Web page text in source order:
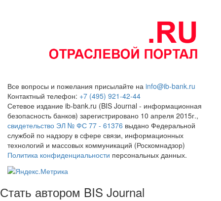
Все вопросы и пожелания присылайте на info@ib-bank.ru
Контактный телефон: +7 (495) 921-42-44
Сетевое издание ib-bank.ru (BIS Journal - информационная
безопасность банков) зарегистрировано 10 апреля 2015г.,
свидетельство ЭЛ № ФС 77 - 61376 выдано Федеральной
службой по надзору в сфере связи, информационных
технологий и массовых коммуникаций (Роскомнадзор)
Политика конфиденциальности персональных данных.
Стать автором BIS Journal